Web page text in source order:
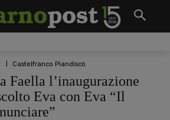
Castelfranco Piandiscò
Faella l’inaugurazione
Eva con Eva “Il